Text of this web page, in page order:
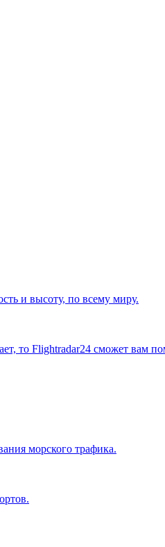
и высоту, по всему миру.
то Flightradar24 сможет вам
морского трафика.